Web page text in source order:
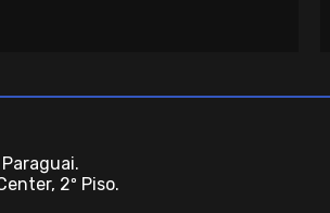
2º Piso.